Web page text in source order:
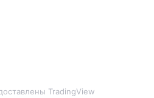
TradingView